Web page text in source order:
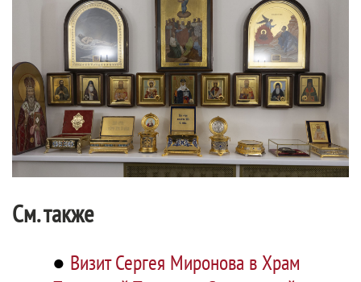
См. также
● Визит Сергея Миронова в Храм